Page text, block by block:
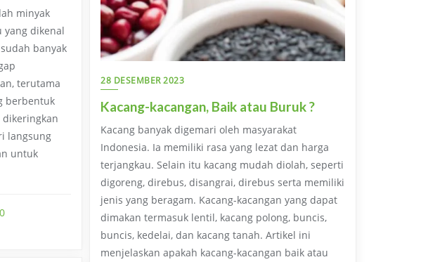
minyak
yang dikenal
banyak
terutama
berbentuk
dikeringkan
langsung
untuk
0
28 DESEMBER 2023
Kacang-kacangan, Baik atau Buruk ?
Kacang banyak digemari oleh masyarakat
Indonesia. Ia memiliki rasa yang lezat dan harga
terjangkau. Selain itu kacang mudah diolah, seperti
digoreng, direbus, disangrai, direbus serta memiliki
jenis yang beragam. Kacang-kacangan yang dapat
dimakan termasuk lentil, kacang polong, buncis,
buncis, kedelai, dan kacang tanah. Artikel ini
menjelaskan apakah kacang-kacangan baik atau